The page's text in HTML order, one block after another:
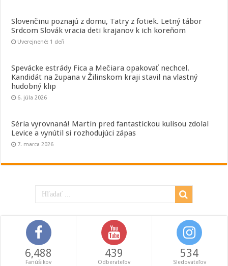
Slovenčinu poznajú z domu, Tatry z fotiek. Letný tábor
Srdcom Slovák vracia deti krajanov k ich koreňom
Uverejnené: 1 deň
Spevácke estrády Fica a Mečiara opakovať nechcel.
Kandidát na župana v Žilinskom kraji stavil na vlastný
hudobný klip
6. júla 2026
Séria vyrovnaná! Martin pred fantastickou kulisou zdolal
Levice a vynútil si rozhodujúci zápas
7. marca 2026
6,488
Fanúšikov
439
Odberateľov
534
Sledovateľov